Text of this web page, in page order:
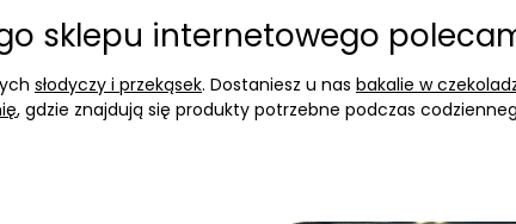
sklepu internetowego
słodyczy i przekąsek. Dostaniesz u nas bakalie w
, gdzie znajdują się produkty potrzebne podczas